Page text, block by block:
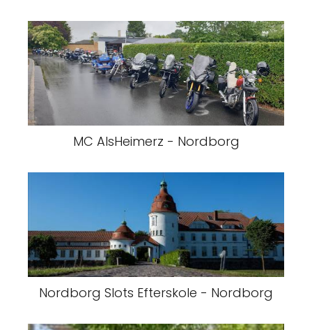
MC AlsHeimerz - Nordborg
Nordborg Slots Efterskole - Nordborg